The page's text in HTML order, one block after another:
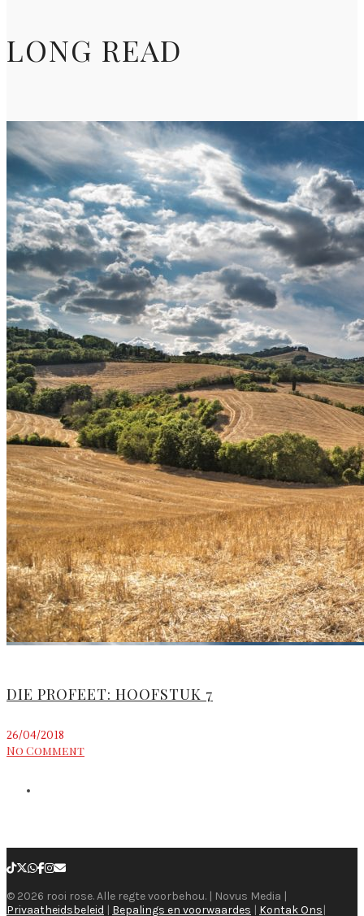
LONG READ
DIE PROFEET: HOOFSTUK 7
26/04/2018
No Comment
© 2026 rooi rose. Alle regte voorbehou. | Novus Media |
Privaatheidsbeleid | Bepalings en voorwaardes | Kontak Ons|